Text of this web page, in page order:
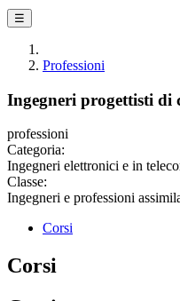
☰
Professioni
Ingegneri progettisti di
professioni
Categoria:
Ingegneri elettronici e in
Classe:
Ingegneri e professioni
Corsi
Corsi